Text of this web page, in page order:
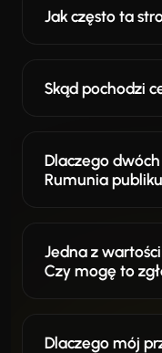
Jak często ta
Skąd pochodzi
Dlaczego
Rumunia
Jedna z
Czy mogę to
Dlaczego mój